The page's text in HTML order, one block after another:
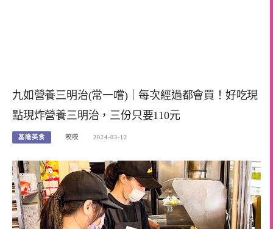
九如營養三明治(常一嚐)｜每次經過都會買！好吃現
點現炸營養三明治，三份只要110元
基隆美食 咬咬 2024-03-12